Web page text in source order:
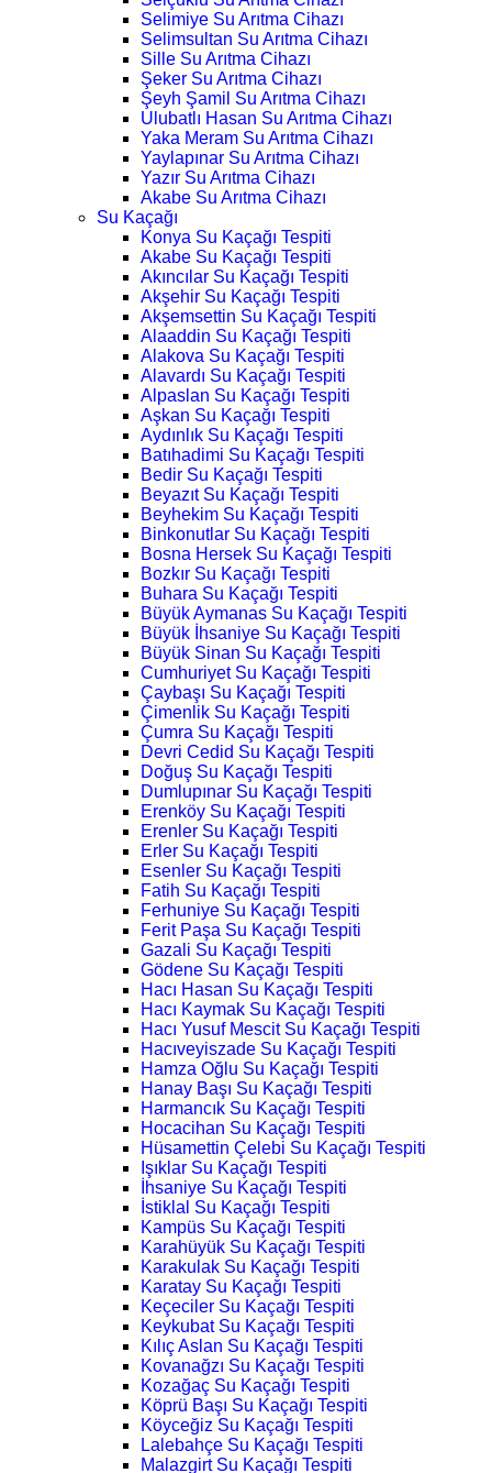
Selimiye Su Arıtma Cihazı
Selimsultan Su Arıtma Cihazı
Sille Su Arıtma Cihazı
Şeker Su Arıtma Cihazı
Şeyh Şamil Su Arıtma Cihazı
Ulubatlı Hasan Su Arıtma Cihazı
Yaka Meram Su Arıtma Cihazı
Yaylapınar Su Arıtma Cihazı
Yazır Su Arıtma Cihazı
Akabe Su Arıtma Cihazı
Su Kaçağı
Konya Su Kaçağı Tespiti
Akabe Su Kaçağı Tespiti
Akıncılar Su Kaçağı Tespiti
Akşehir Su Kaçağı Tespiti
Akşemsettin Su Kaçağı Tespiti
Alaaddin Su Kaçağı Tespiti
Alakova Su Kaçağı Tespiti
Alavardı Su Kaçağı Tespiti
Alpaslan Su Kaçağı Tespiti
Aşkan Su Kaçağı Tespiti
Aydınlık Su Kaçağı Tespiti
Batıhadimi Su Kaçağı Tespiti
Bedir Su Kaçağı Tespiti
Beyazıt Su Kaçağı Tespiti
Beyhekim Su Kaçağı Tespiti
Binkonutlar Su Kaçağı Tespiti
Bosna Hersek Su Kaçağı Tespiti
Bozkır Su Kaçağı Tespiti
Buhara Su Kaçağı Tespiti
Büyük Aymanas Su Kaçağı Tespiti
Büyük İhsaniye Su Kaçağı Tespiti
Büyük Sinan Su Kaçağı Tespiti
Cumhuriyet Su Kaçağı Tespiti
Çaybaşı Su Kaçağı Tespiti
Çimenlik Su Kaçağı Tespiti
Çumra Su Kaçağı Tespiti
Devri Cedid Su Kaçağı Tespiti
Doğuş Su Kaçağı Tespiti
Dumlupınar Su Kaçağı Tespiti
Erenköy Su Kaçağı Tespiti
Erenler Su Kaçağı Tespiti
Erler Su Kaçağı Tespiti
Esenler Su Kaçağı Tespiti
Fatih Su Kaçağı Tespiti
Ferhuniye Su Kaçağı Tespiti
Ferit Paşa Su Kaçağı Tespiti
Gazali Su Kaçağı Tespiti
Gödene Su Kaçağı Tespiti
Hacı Hasan Su Kaçağı Tespiti
Hacı Kaymak Su Kaçağı Tespiti
Hacı Yusuf Mescit Su Kaçağı Tespiti
Hacıveyiszade Su Kaçağı Tespiti
Hamza Oğlu Su Kaçağı Tespiti
Hanay Başı Su Kaçağı Tespiti
Harmancık Su Kaçağı Tespiti
Hocacihan Su Kaçağı Tespiti
Hüsamettin Çelebi Su Kaçağı Tespiti
Işıklar Su Kaçağı Tespiti
İhsaniye Su Kaçağı Tespiti
İstiklal Su Kaçağı Tespiti
Kampüs Su Kaçağı Tespiti
Karahüyük Su Kaçağı Tespiti
Karakulak Su Kaçağı Tespiti
Karatay Su Kaçağı Tespiti
Keçeciler Su Kaçağı Tespiti
Keykubat Su Kaçağı Tespiti
Kılıç Aslan Su Kaçağı Tespiti
Kovanağzı Su Kaçağı Tespiti
Kozağaç Su Kaçağı Tespiti
Köprü Başı Su Kaçağı Tespiti
Köyceğiz Su Kaçağı Tespiti
Lalebahçe Su Kaçağı Tespiti
Malazgirt Su Kaçağı Tespiti